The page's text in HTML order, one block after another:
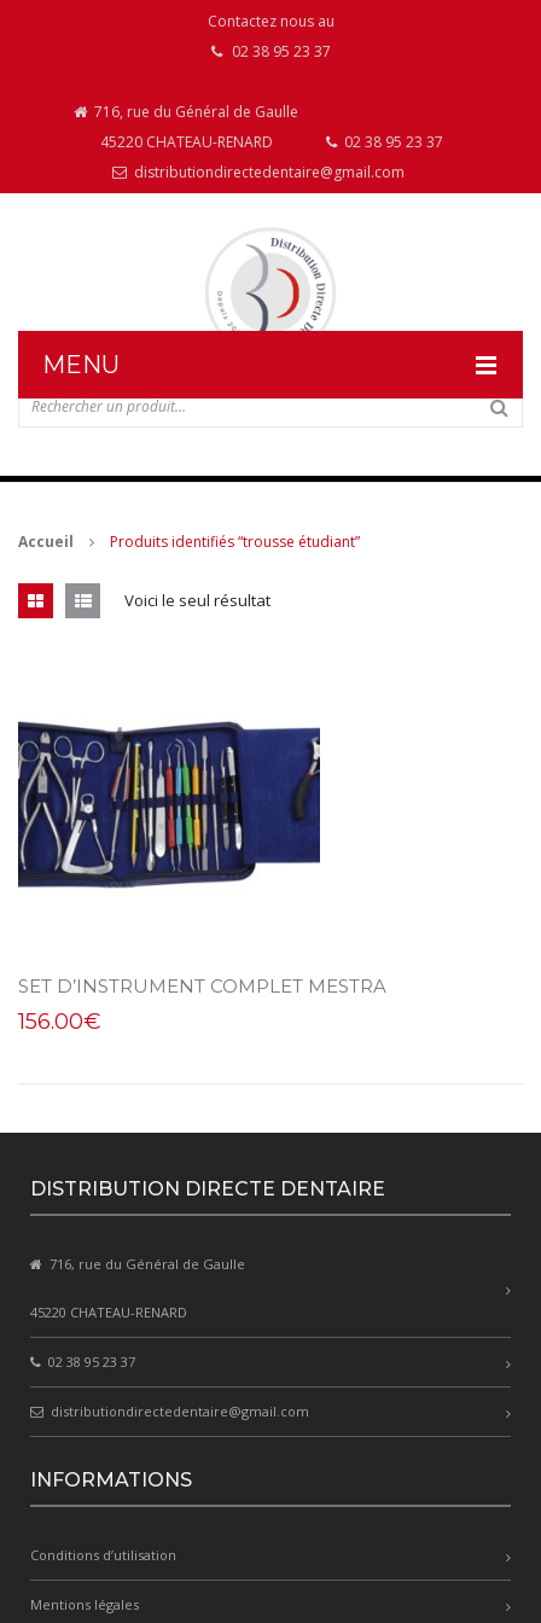
Contactez nous au
02 38 95 23 37
716, rue du Général de Gaulle
45220 CHATEAU-RENARD
02 38 95 23 37
distributiondirectedentaire@gmail.com
MENU
NOS PRODUITS
MES ACHATS
Accueil Produits identifiés “trousse étudiant”
Voici le seul résultat
SET D’INSTRUMENT COMPLET MESTRA
156.00€
DISTRIBUTION DIRECTE DENTAIRE
716, rue du Général de Gaulle
45220 CHATEAU-RENARD
02 38 95 23 37
distributiondirectedentaire@gmail.com
INFORMATIONS
Conditions d’utilisation
Mentions légales